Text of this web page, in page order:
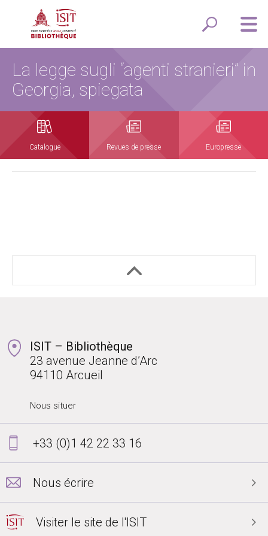
La legge sugli “agenti stranieri” in
Georgia, spiegata
Catalogue Revues de presse Europresse
ISIT – Bibliothèque
23 avenue Jeanne d’Arc
94110 Arcueil
Nous situer
+33 (0)1 42 22 33 16
Nous écrire
Visiter le site de l'ISIT